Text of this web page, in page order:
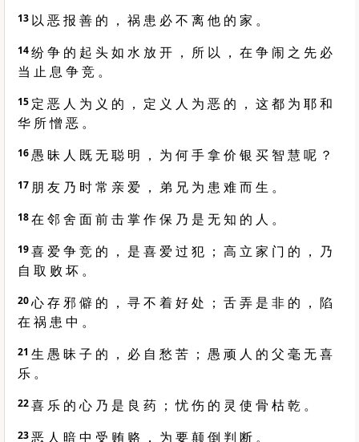
13 以 恶 报 善 的 ， 祸 患 必 不 离 他 的 家 。
14纷 争 的 起 头 如 水 放 开 ， 所 以 ， 在 争 闹 之 先 必
当 止 息 争 竞 。
15 定 恶 人 为 义 的 ， 定 义 人 为 恶 的 ， 这 都 为 耶 和
华 所 憎 恶 。
16 愚 昧 人 既 无 聪 明 ， 为 何 手 拿 价 银 买 智 慧 呢 ？
17 朋 友 乃 时 常 亲 爱 ， 弟 兄 为 患 难 而 生 。
18在 邻 舍 面 前 击 掌 作 保 乃 是 无 知 的 人 。
19喜 爱 争 竞 的 ， 是 喜 爱 过 犯 ； 高 立 家 门 的 ， 乃
自 取 败 坏 。
20心 存 邪 僻 的 ， 寻 不 着 好 处 ； 舌 弄 是 非 的 ， 陷
在 祸 患 中 。
21 生 愚 昧 子 的 ， 必 自 愁 苦 ； 愚 顽 人 的 父 毫 无 喜
乐 。
22喜 乐 的 心 乃 是 良 药 ； 忧 伤 的 灵 使 骨 枯 乾 。
23恶 人 暗 中 受 贿 赂 ， 为 要 颠 倒 判 断 。